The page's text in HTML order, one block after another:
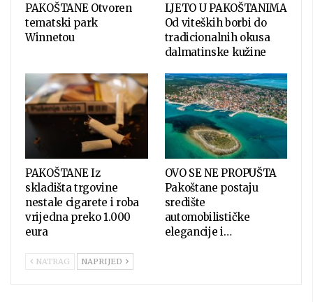
PAKOŠTANE Otvoren
tematski park
Winnetou
LJETO U PAKOŠTANIMA
Od viteških borbi do
tradicionalnih okusa
dalmatinske kužine
PAKOŠTANE Iz
skladišta trgovine
nestale cigarete i roba
vrijedna preko 1.000
eura
OVO SE NE PROPUŠTA
Pakoštane postaju
središte
automobilističke
elegancije i…
NATRAG NAPRIJED